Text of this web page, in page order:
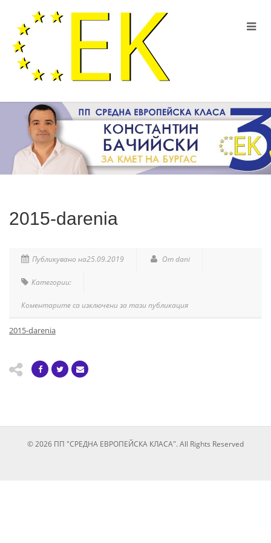
2015-darenia
Публикувано на25.09.2019 От dani
Категории:
Коментарите са изключени за тази публикация
2015-darenia
© 2026 ПП "СРЕДНА ЕВРОПЕЙСКА КЛАСА". All Rights Reserved